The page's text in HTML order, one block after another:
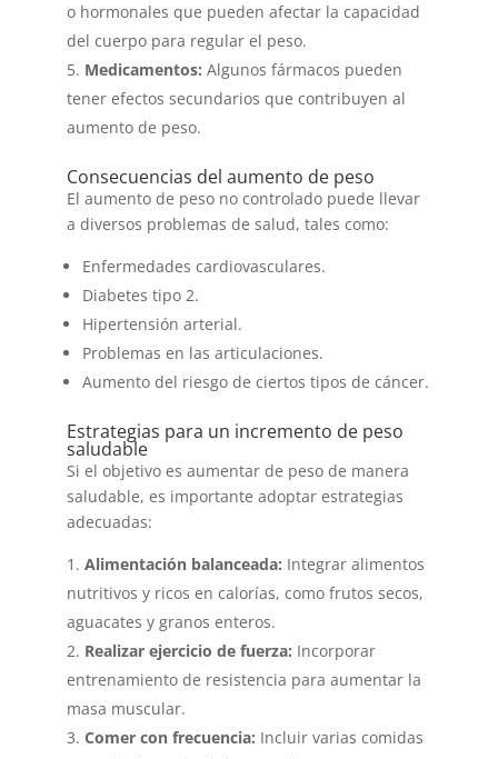
o hormonales que pueden afectar la capacidad
del cuerpo para regular el peso.
Medicamentos: Algunos fármacos pueden
tener efectos secundarios que contribuyen al
aumento de peso.
Consecuencias del aumento de peso
El aumento de peso no controlado puede llevar
a diversos problemas de salud, tales como:
Enfermedades cardiovasculares.
Diabetes tipo 2.
Hipertensión arterial.
Problemas en las articulaciones.
Aumento del riesgo de ciertos tipos de cáncer.
Estrategias para un incremento de peso
saludable
Si el objetivo es aumentar de peso de manera
saludable, es importante adoptar estrategias
adecuadas:
Alimentación balanceada: Integrar alimentos
nutritivos y ricos en calorías, como frutos secos,
aguacates y granos enteros.
Realizar ejercicio de fuerza: Incorporar
entrenamiento de resistencia para aumentar la
masa muscular.
Comer con frecuencia: Incluir varias comidas